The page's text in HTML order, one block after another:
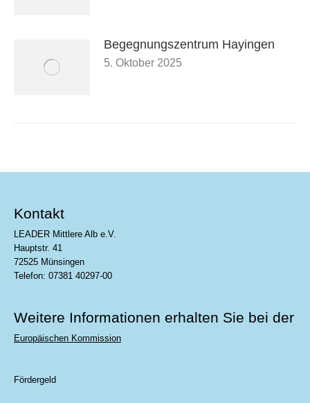
Begegnungszentrum Hayingen
5. Oktober 2025
Kontakt
LEADER Mittlere Alb e.V.
Hauptstr. 41
72525 Münsingen
Telefon: 07381 40297-00
Weitere Informationen erhalten Sie bei der
Europäischen Kommission
Fördergeld